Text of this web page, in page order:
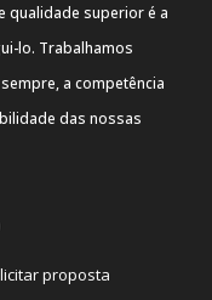
qualidade superior é a
lo. Trabalhamos
a competência
das nossas
proposta